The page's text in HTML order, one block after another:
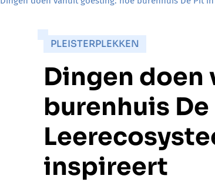
PLEISTERPLEKKEN
Dingen doen
burenhuis
inspireert